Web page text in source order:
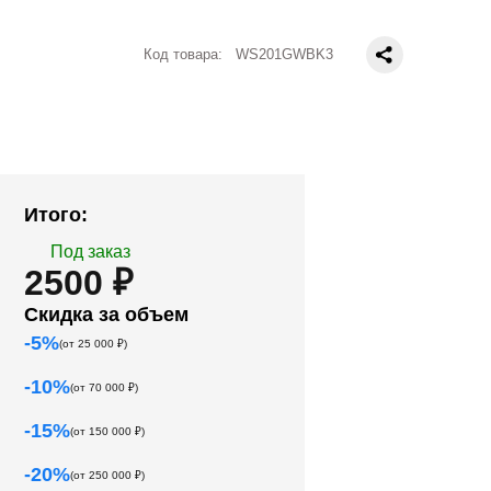
Код товара: WS201GWBK3
Итого:
Под заказ
2500 ₽
Скидка за объем
-5%(от25 000 ₽)
-10%(от70 000 ₽)
-15%(от 150 000 ₽)
-20%(от250 000 ₽)